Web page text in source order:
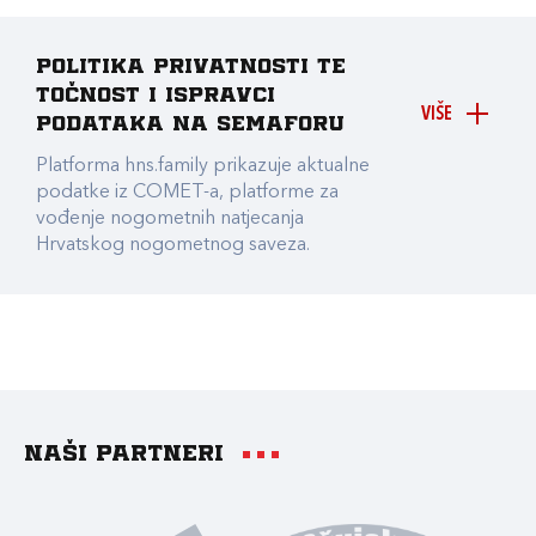
VIŠE
Politika privatnosti te
točnost i ispravci
podataka na Semaforu
Platforma hns.family prikazuje aktualne
podatke iz COMET-a, platforme za
vođenje nogometnih natjecanja
Hrvatskog nogometnog saveza.
Naši partneri